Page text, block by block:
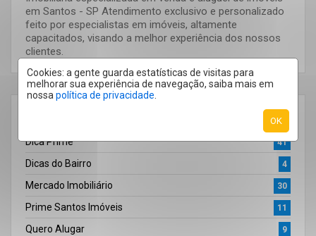
Cookies: a gente guarda estatísticas de visitas para
melhorar sua experiência de navegação, saiba mais em
nossa política de privacidade
OK
em Santos - SP Atendimento exclusivo e personalizado
feito por especialistas em imóveis, altamente
capacitados, visando a melhor experiência dos nossos
clientes.
Dica Prime
41
Dicas do Bairro 4
Mercado Imobiliário 30
Prime Santos Imóveis 11
Quero Alugar 9